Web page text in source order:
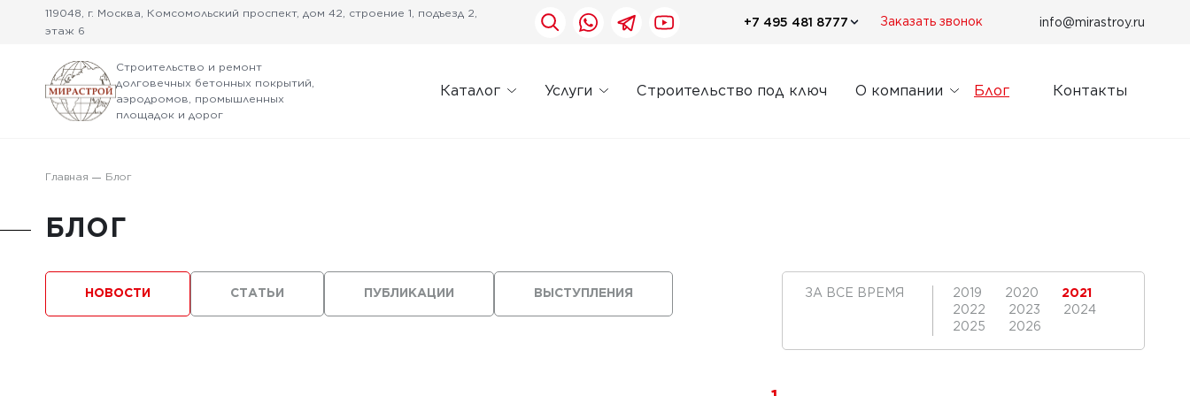
119048, г. Москва, Комсомольский проспект, дом 42, строение 1, подъезд 2,
этаж 6
+7 495 481 8777 Заказать звонок info@mirastroy.ru
Строительство и ремонт
долговечных бетонных покрытий,
аэродромов, промышленных
площадок и дорог
Каталог Услуги Строительство под ключ О компании Блог Контакты
Главная Блог
БЛОГ
ВЫСТУПЛЕНИЯ
ПУБЛИКАЦИИ
НОВОСТИ СТАТЬИ ЗА ВСЕ ВРЕМЯ 2019 2020
2021
2022
2023
2024
2025
2026